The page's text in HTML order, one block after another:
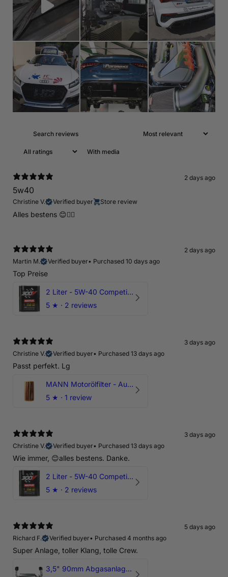
With media
2 days ago
5w40
Christine V. Verified buyer Store review
Alles bestens 😊👍🏻
2 days ago
Martin M.
Verified buyer• Purchased 10 days ago
Top Preise
2 Liter - 5W-40 Competition 300V Motul Motoröl
5 ★ · 2 reviews
3 days ago
Christine V.
Verified buyer• Purchased 13 days ago
Passt perfekt. Lg
MANN Motorölfilter - Audi RS3 TTRS RSQ3 VZ5 - DAZ DNW
5 ★ · 1 review
3 days ago
Christine V.
Verified buyer• Purchased 13 days ago
Wie immer, 😊alles bestens. Danke.
2 Liter - 5W-40 Competition 300V Motul Motoröl
5 ★ · 2 reviews
5 days ago
Richard F.
Verified buyer• Purchased 4 months ago
Super Anlage, toller Klang, tolle Crew.
3,5" 90mm Abgasanlage AUDI RSQ3 DNWA 2.5 TFSI